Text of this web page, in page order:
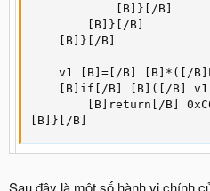
            [B]}[/B]
        [B]}[/B]
    [B]}[/B]
v1 [B]=[/B] [B]*([/
[B]if[/B] [B]([/B]
[B]return[/B]
[B]}[/B]
Sau đây là một số hành vi chính